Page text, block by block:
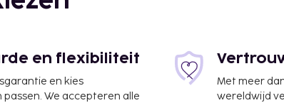
en flexibiliteit
en kies
We accepteren alle
Met meer
wereldwijd